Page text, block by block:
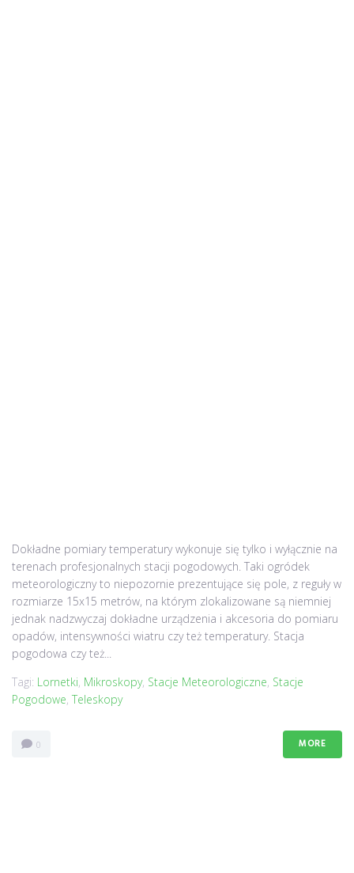
Dokładne pomiary temperatury wykonuje się tylko i wyłącznie na
terenach profesjonalnych stacji pogodowych. Taki ogródek
meteorologiczny to niepozornie prezentujące się pole, z reguły w
rozmiarze 15x15 metrów, na którym zlokalizowane są niemniej
jednak nadzwyczaj dokładne urządzenia i akcesoria do pomiaru
opadów, intensywności wiatru czy też temperatury. Stacja
pogodowa czy też...
Tagi: Lornetki, Mikroskopy, Stacje Meteorologiczne, Stacje
Pogodowe, Teleskopy
0 MORE